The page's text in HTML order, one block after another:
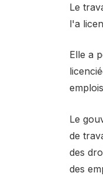
Le
l'a
Elle a
Le
de
des
des